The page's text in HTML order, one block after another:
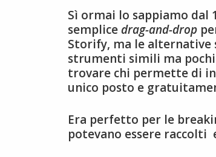
Sì ormai lo sappiamo dal
semplice drag-and-drop
Storify, ma le alternative
strumenti simili ma
trovare chi permette di
unico posto e
Era perfetto per le
potevano essere raccolti